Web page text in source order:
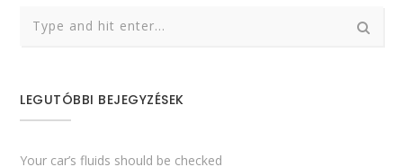
LEGUTÓBBI BEJEGYZÉSEK
Your car’s fluids should be checked